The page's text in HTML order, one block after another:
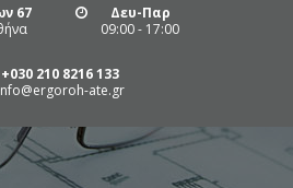
67
Δευ-Παρ
09:00 - 17:00
+030 210 8216 133
ate.gr